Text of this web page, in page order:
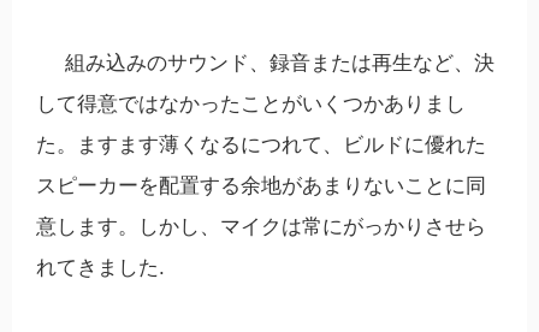
組み込みのサウンド、録音または再生など、決
して得意ではなかったことがいくつかありまし
た。ますます薄くなるにつれて、ビルドに優れた
スピーカーを配置する余地があまりないことに同
意します。しかし、マイクは常にがっかりさせら
れてきました.